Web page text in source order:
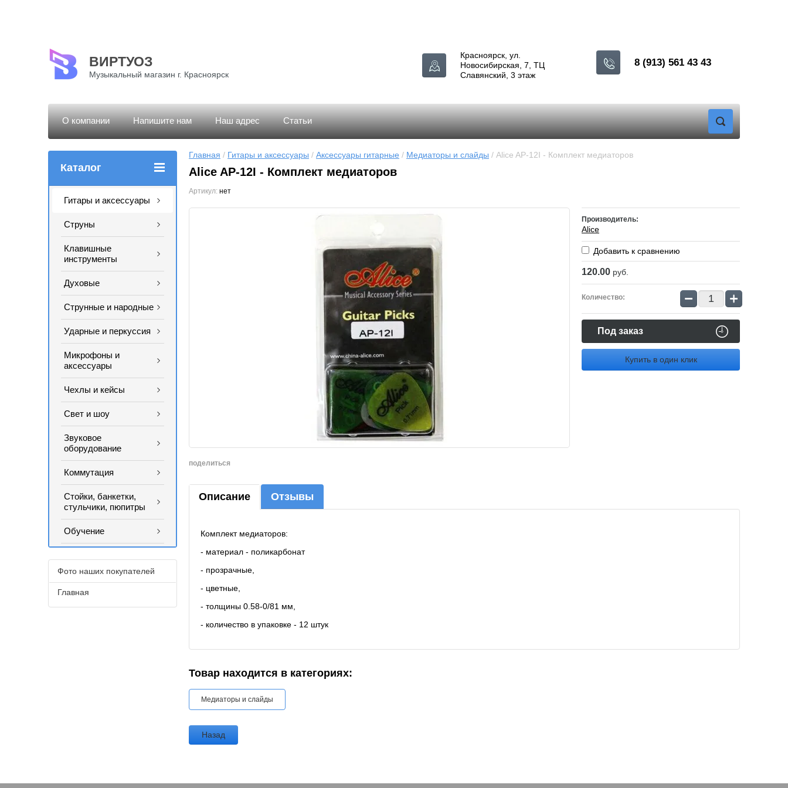
ВИРТУОЗ
Музыкальный магазин г. Красноярск
8 (913) 561 43 43
Красноярск, ул.
Новосибирская, 7, ТЦ
Славянский, 3 этаж
О компании Напишите нам Наш адрес Статьи
Главная / Гитары и аксессуары / Аксессуары гитарные / Медиаторы и слайды / Alice AP-12I - Комплект медиаторов
Alice AP-12I - Комплект медиаторов
Артикул: нет
поделиться
Производитель:
Alice
Добавить к сравнению
120.00 руб.
Количество: − +
Под заказ
Купить в один клик
Описание Отзывы
Комплект медиаторов:
- материал - поликарбонат
- прозрачные,
- цветные,
- толщины 0.58-0/81 мм,
- количество в упаковке - 12 штук
Товар находится в категориях:
Медиаторы и слайды
Назад
Каталог
Гитары и аксессуары
Струны
Клавишные
инструменты
Духовые
Струнные и народные
Ударные и перкуссия
Микрофоны и
аксессуары
Чехлы и кейсы
Свет и шоу
Звуковое
оборудование
Коммутация
Стойки, банкетки,
стульчики, пюпитры
Обучение
Фото наших покупателей
Главная